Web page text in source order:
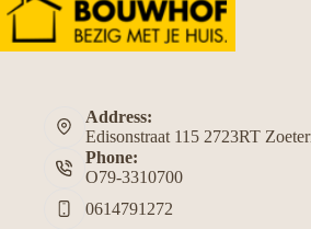
Address:
Edisonstraat 115 2723RT
Phone:
O79-3310700
0614791272